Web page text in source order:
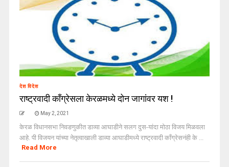
देश विदेश
राष्ट्रवादी काँग्रेसला केरळमध्ये दोन जागांवर यश !
May 2, 2021
केरळ विधानसभा निवडणुकीत डाव्या आघाडीने सलग दुस-यांदा मोठा विजय मिळवला
आहे. पी विजयन यांच्या नेतृत्वाखाली डाव्या आघाडीमध्ये राष्ट्रवादी काँग्रेसनंही के ...
Read More